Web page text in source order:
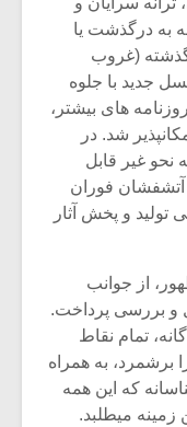
به درگذشت یا
گذشته (غروب
جدید با جلوه
های بیشتر،
شد. در
نحو غیر قابل
آتشفشان فوران
تولید و پخش آثار
از جوانب
و بررسی پرداخت.
تمام نقاط
به همراه
که این همه
زمینه میطلبد.